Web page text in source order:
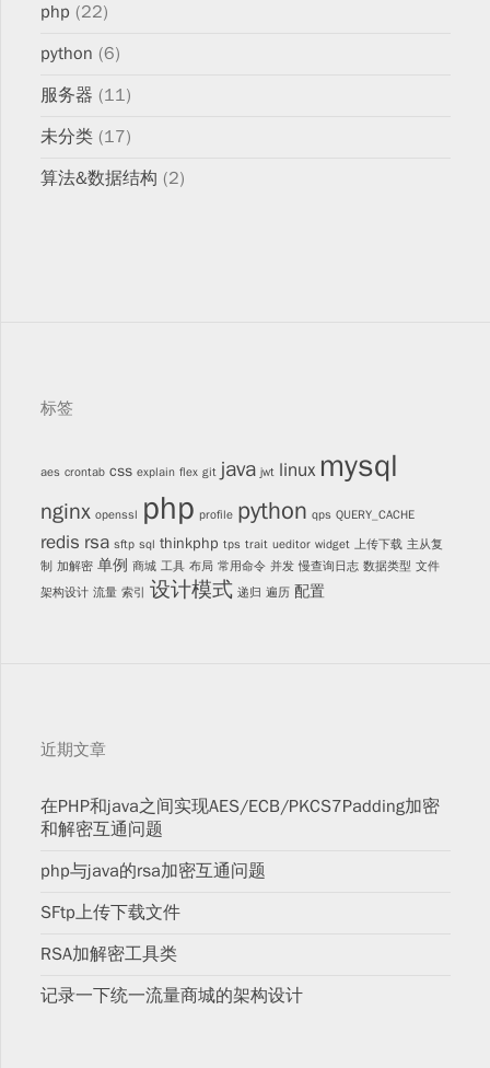
php (22)
python (6)
服务器 (11)
未分类 (17)
算法&数据结构 (2)
标签
aes crontab css explain flex git java jwt linux mysql
nginx openssl php profile python qps QUERY_CACHE
redis rsa sftp sql thinkphp tps trait ueditor widget 上传下载 主从复
制 加解密 单例 商城 工具 布局 常用命令 并发 慢查询日志 数据类型 文件
架构设计 流量 索引 设计模式 递归 遍历 配置
近期文章
在PHP和java之间实现AES/ECB/PKCS7Padding加密
和解密互通问题
php与java的rsa加密互通问题
SFtp上传下载文件
RSA加解密工具类
记录一下统一流量商城的架构设计